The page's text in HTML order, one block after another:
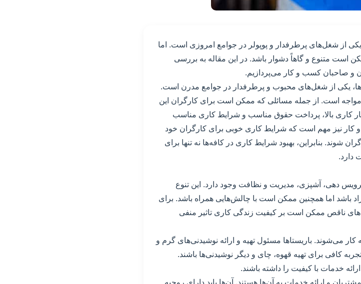
از شغل‌های پرطرفدار و پوپولر در جوامع امروزی است. اما
است متنوع و گاهاً دشوار باشد. در این مقاله به بررسی
و صاحبان کسب و کار می‌پردازیم.
یکی از شغل‌های محبوب و پرطرفدار در جوامع مدرن است.
است. از جمله مسائلی که ممکن است برای کارگران این
بالا، پرداخت حقوق مناسب و شرایط کاری مناسب
نیز مهم است که شرایط کاری خوبی برای کارگران خود
شوند. بنابراین، بهبود شرایط کاری در کافه‌ها نه تنها برای
دارد.
دهی، آشپزی، مدیریت و نظافت وجود دارد. این تنوع
باشد اما همچنین ممکن است با چالش‌هایی همراه باشد. برای
ناقص ممکن است بر کیفیت زندگی کاری تاثیر منفی
می‌شوند. باریستا‌ها مسئول تهیه و ارائه نوشیدنی‌های گرم و
کافی برای تهیه قهوه، چای و دیگر نوشیدنی‌ها باشند.
ارائه خدمات با کیفیت را داشته باشند.
و ارائه خدمات به آن‌ها هستند. آن‌ها باید دارای روحیه